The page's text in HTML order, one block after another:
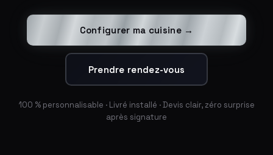
Configurer ma cuisine →
Prendre rendez-vous
100 % personnalisable · Livré installé · Devis clair, zéro surprise
après signature